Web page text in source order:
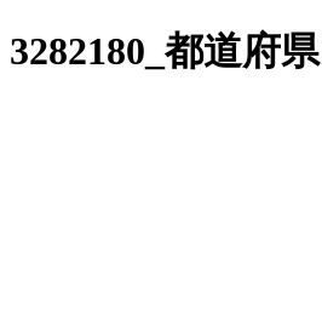
3282180_都道府